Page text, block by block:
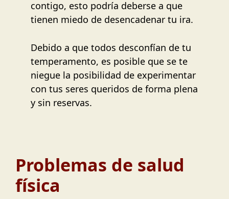
contigo, esto podría deberse a que
tienen miedo de desencadenar tu ira.
Debido a que todos desconfían de tu
temperamento, es posible que se te
niegue la posibilidad de experimentar
con tus seres queridos de forma plena
y sin reservas.
Problemas de salud
física